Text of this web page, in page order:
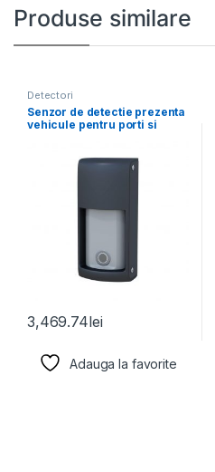
Produse similare
Detectori
Senzor de detectie prezenta
vehicule pentru porti si
3,469.74lei
Adauga la favorite